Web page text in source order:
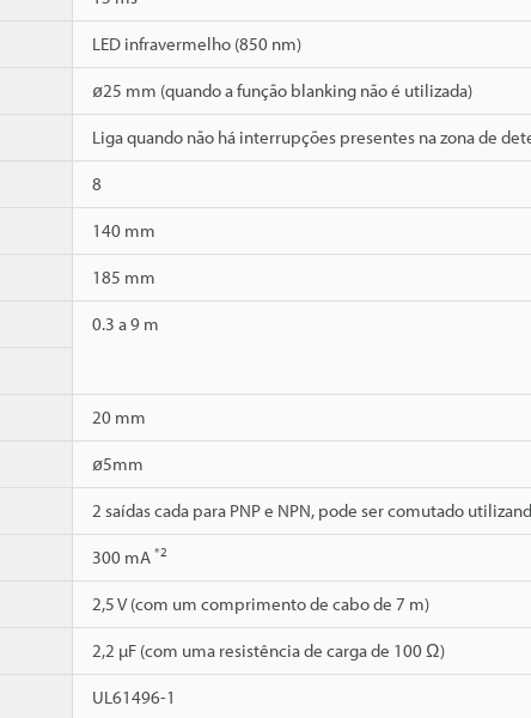
LED infravermelho (850 nm)
ø25 mm (quando a função blanking não é utilizada)
Liga quando não há interrupções presentes na zona de
8
140 mm
185 mm
0.3 a 9 m
20 mm
ø5mm
2 saídas cada para PNP e NPN, pode ser comutado
300 mA *2
2,5 V (com um comprimento de cabo de 7 m)
2,2 µF (com uma resistência de carga de 100 Ω)
UL61496-1